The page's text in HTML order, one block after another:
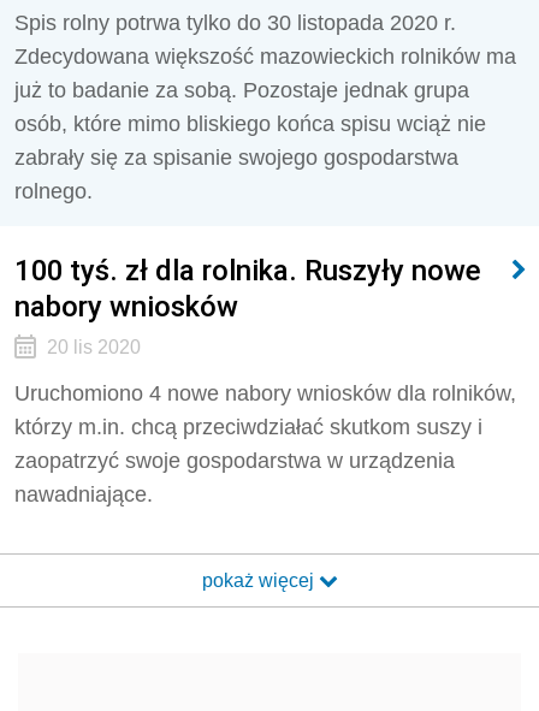
Spis rolny potrwa tylko do 30 listopada 2020 r.
Zdecydowana większość mazowieckich rolników ma
już to badanie za sobą. Pozostaje jednak grupa
osób, które mimo bliskiego końca spisu wciąż nie
zabrały się za spisanie swojego gospodarstwa
rolnego.
100 tyś. zł dla rolnika. Ruszyły nowe
nabory wniosków
20 lis 2020
Uruchomiono 4 nowe nabory wniosków dla rolników,
którzy m.in. chcą przeciwdziałać skutkom suszy i
zaopatrzyć swoje gospodarstwa w urządzenia
nawadniające.
pokaż więcej